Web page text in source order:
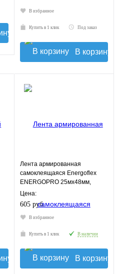
В избранное
Купить в 1 клик Под заказ
В корзину
Лента армированная
самоклеящаяся Energoflex
ENERGOPRO 25мх48мм,
красная
Цена:
605 руб.
В избранное
Купить в 1 клик В наличии
В корзину